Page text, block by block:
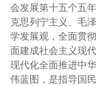
会发展第十五个五
克思列宁主义、毛
学发展观，全面贯
面建成社会主义现
现代化全面推进中
伟蓝图，是指导国